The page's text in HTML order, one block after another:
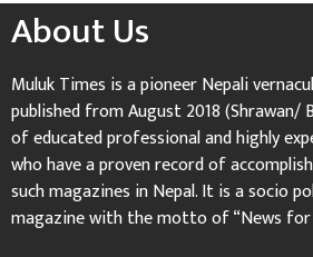
About Us
Muluk Times is a pioneer Nepali
published from August 2018 (Shrawan/
of educated professional and highly
who have a proven record of
such magazines in Nepal. It is a socio
magazine with the motto of “News for